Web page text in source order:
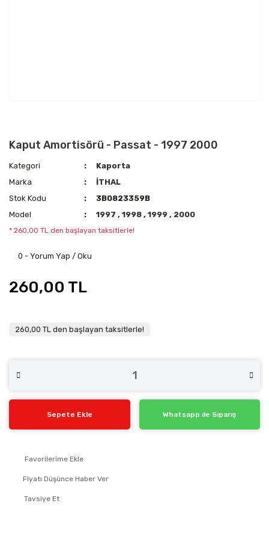
Kaput Amortisörü - Passat - 1997 2000
Kategori
Kaporta
Marka
İTHAL
Stok Kodu
3B0823359B
Model
1997,1998,1999, 2000
* 260,00 TL den başlayan taksitlerle!
0 - Yorum Yap / Oku
260,00 TL
260,00 TL den başlayan taksitlerle!
Sepete Ekle Whatsapp ile Sipariş
Fiyatı Düşünce Haber Ver
Tavsiye Et